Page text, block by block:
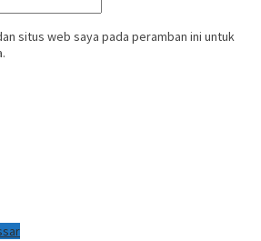
situs web saya pada peramban ini untuk